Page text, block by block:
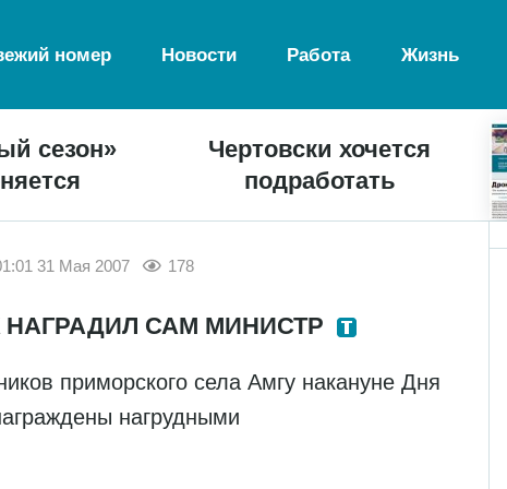
номер Новости Работа Жизнь
сезон»
Чертовски хочется
подработать
31 Мая 2007 178
САМ МИНИСТР
приморского села Амгу накануне Дня
нагрудными